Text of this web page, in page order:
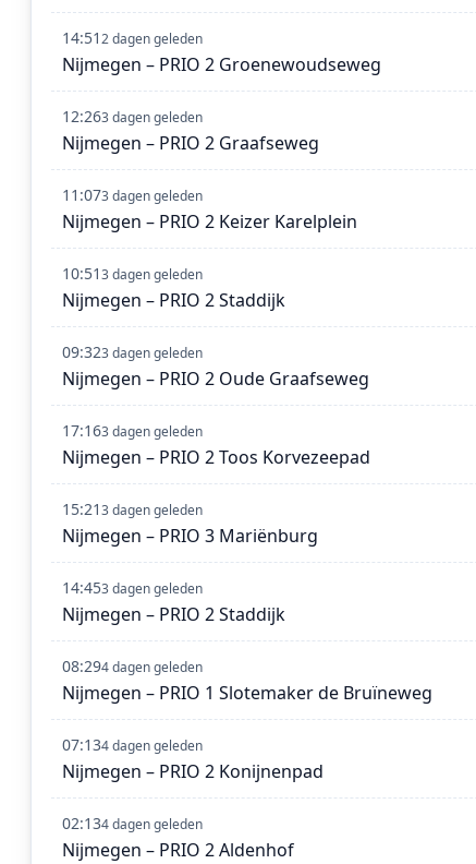
14:512 dagen geleden
Nijmegen – PRIO 2 Groenewoudseweg
12:263 dagen geleden
Nijmegen – PRIO 2 Graafseweg
11:073 dagen geleden
Nijmegen – PRIO 2 Keizer Karelplein
10:513 dagen geleden
Nijmegen – PRIO 2 Staddijk
09:323 dagen geleden
Nijmegen – PRIO 2 Oude Graafseweg
17:163 dagen geleden
Nijmegen – PRIO 2 Toos Korvezeepad
15:213 dagen geleden
Nijmegen – PRIO 3 Mariënburg
14:453 dagen geleden
Nijmegen – PRIO 2 Staddijk
08:294 dagen geleden
Nijmegen – PRIO 1 Slotemaker de Bruïneweg
07:134 dagen geleden
Nijmegen – PRIO 2 Konijnenpad
02:134 dagen geleden
Nijmegen – PRIO 2 Aldenhof